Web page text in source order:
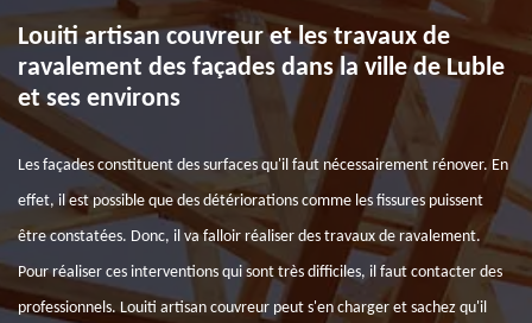
Louiti artisan couvreur et les travaux de
ravalement des façades dans la ville de Luble
et ses environs
Les façades constituent des surfaces qu'il faut nécessairement rénover. En
effet, il est possible que des détériorations comme les fissures puissent
être constatées. Donc, il va falloir réaliser des travaux de ravalement.
Pour réaliser ces interventions qui sont très difficiles, il faut contacter des
professionnels. Louiti artisan couvreur peut s'en charger et sachez qu'il